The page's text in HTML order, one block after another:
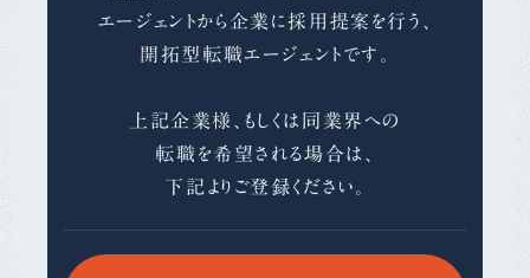
エージェントから企業に採用提案を行う、
開拓型転職エージェントです。
上記企業様、もしくは同業界への
転職を希望される場合は、
下記よりご登録ください。